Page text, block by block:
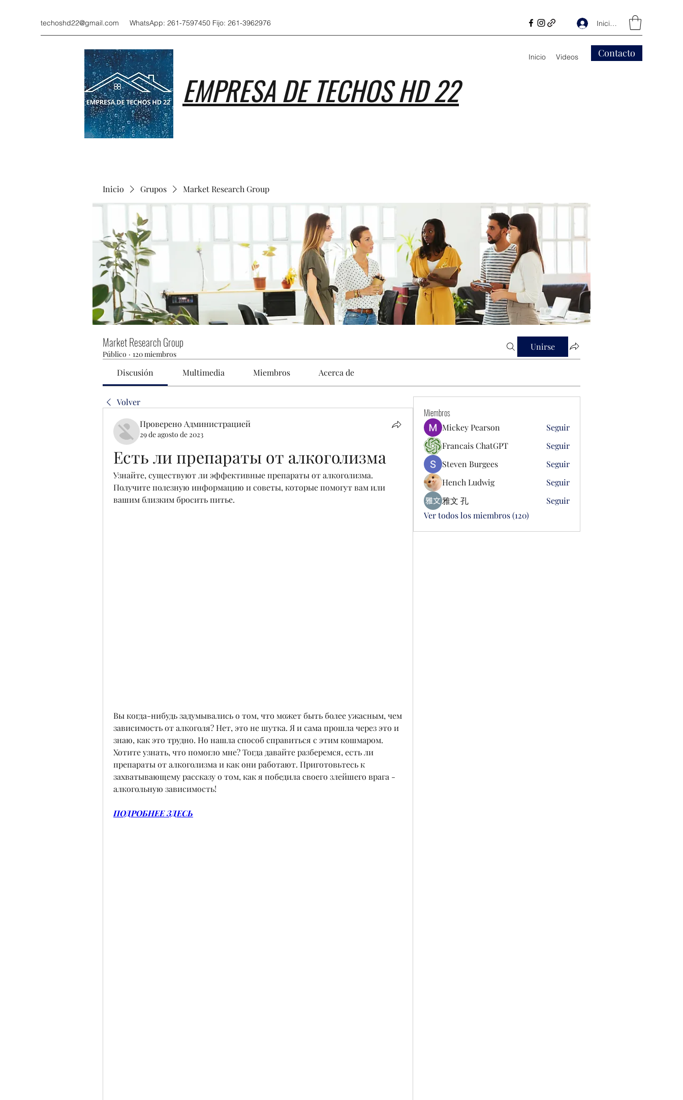
techoshd22@gmail.com WhatsApp: 261-7597450 Fijo: 261-3962976 Iniciar sesión
Inicio Videos Contacto
EMPRESA DE TECHOS HD 22
Inicio Grupos Market Research Group
Market Research Group
Público · 120 miembros
Unirse
Discusión Multimedia Miembros Acerca de
Volver
Проверено Администрацией
29 de agosto de 2023
Есть ли препараты от алкоголизма
Узнайте, существуют ли эффективные препараты от алкоголизма.
Получите полезную информацию и советы, которые помогут вам или
вашим близким бросить питье.
Вы когда-нибудь задумывались о том, что может быть более ужасным, чем
зависимость от алкоголя? Нет, это не шутка. Я и сама прошла через это и
знаю, как это трудно. Но нашла способ справиться с этим кошмаром.
Хотите узнать, что помогло мне? Тогда давайте разберемся, есть ли
препараты от алкоголизма и как они работают. Приготовьтесь к
захватывающему рассказу о том, как я победила своего злейшего врага -
алкогольную зависимость!
ПОДРОБНЕЕ ЗДЕСЬ
Miembros
Mickey Pearson
Seguir
Francais ChatGPT
Seguir
Steven Burgees
Seguir
Hench Ludwig
Seguir
雅文 孔
Seguir
Ver todos los miembros (120)